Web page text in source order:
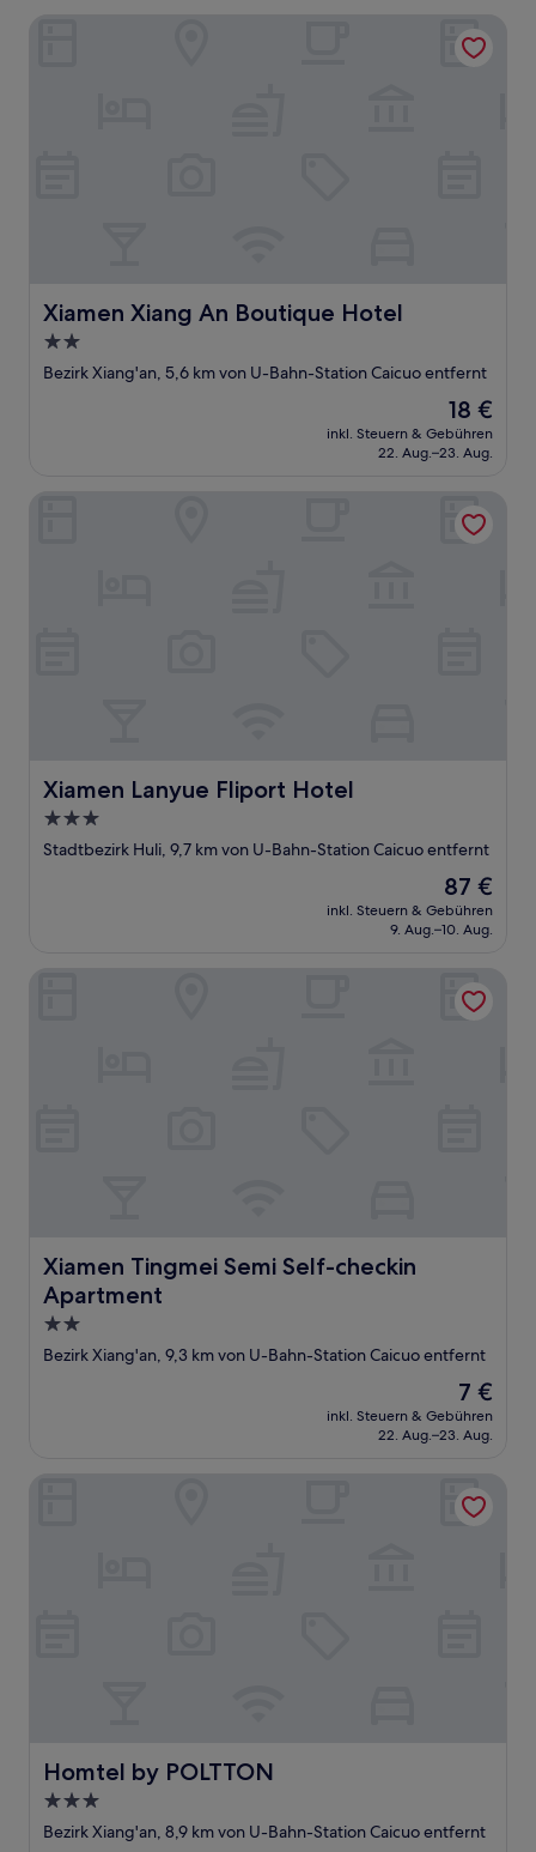
Xiamen Xiang An Boutique Hotel
Xiamen Xiang An Boutique Hotel
2.0-
Sterne-
Bezirk Xiang'an, 5,6 km von U-Bahn-Station Caicuo entfernt
Der
Preis
beträgt
18 €
inkl. Steuern & Gebühren
22. Aug.–23. Aug.
Xiamen Lanyue Fliport Hotel
Xiamen Lanyue Fliport Hotel
3.0-
Sterne-
Stadtbezirk Huli, 9,7 km von U-Bahn-Station Caicuo entfernt
Der
Preis
beträgt
87 €
inkl. Steuern & Gebühren
9. Aug.–10. Aug.
Xiamen Tingmei Semi Self-checkin
Apartment
Xiamen Tingmei Semi Self-checkin Apartment
2.0-
Sterne-
Bezirk Xiang'an, 9,3 km von U-Bahn-Station Caicuo entfernt
Der
Preis
beträgt
7 €
inkl. Steuern & Gebühren
22. Aug.–23. Aug.
Homtel by POLTTON
Homtel by POLTTON
3.0-
Sterne-
Bezirk Xiang'an, 8,9 km von U-Bahn-Station Caicuo entfernt